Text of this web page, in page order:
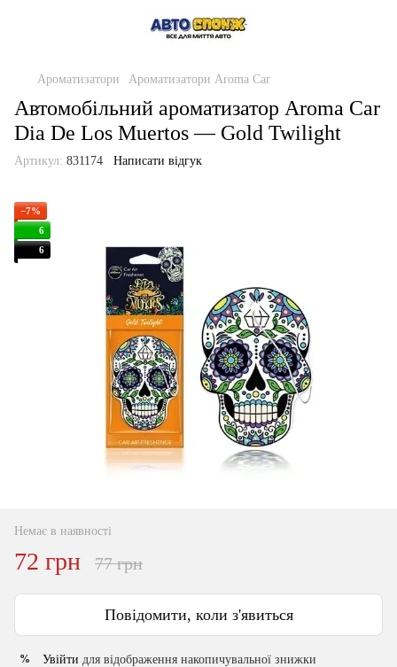
Ароматизатори Ароматизатори Aroma Car
Автомобільний ароматизатор Aroma Car
Dia De Los Muertos — Gold Twilight
Артикул: 831174 Написати відгук
−7%
6
6
Немає в наявності
72 грн 77 грн
Повідомити, коли з'явиться
% Увійти для відображення накопичувальної знижки